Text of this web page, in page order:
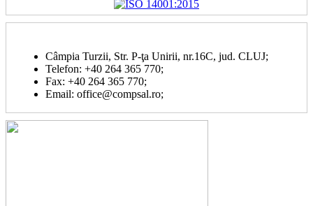
Câmpia Turzii, Str. P-ţa Unirii, nr.16C, jud. CLUJ;
Telefon: +40 264 365 770;
Fax: +40 264 365 770;
Email: office@compsal.ro;